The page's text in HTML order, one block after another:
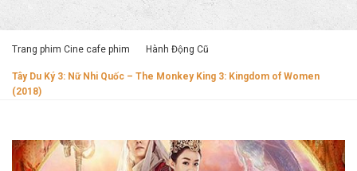
Trang phim Cine cafe phim Hành Động Cũ
Tây Du Ký 3: Nữ Nhi Quốc – The Monkey King 3: Kingdom of Women
(2018)